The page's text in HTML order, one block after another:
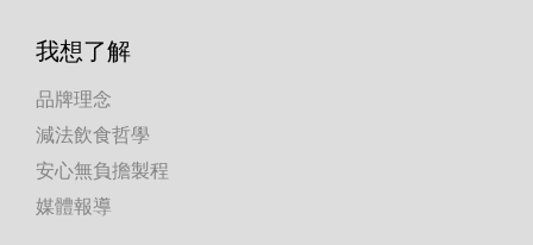
我想了解
品牌理念
減法飲食哲學
安心無負擔製程
媒體報導